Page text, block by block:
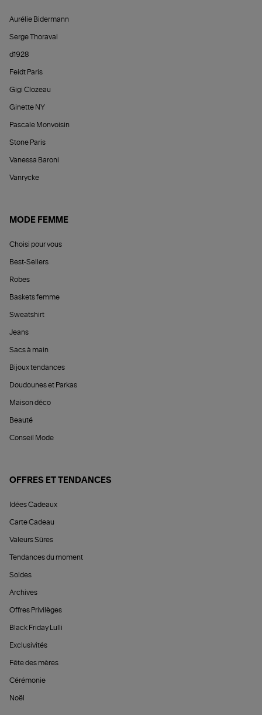
Aurélie Bidermann
Serge Thoraval
d1928
Feidt Paris
Gigi Clozeau
Ginette NY
Pascale Monvoisin
Stone Paris
Vanessa Baroni
Vanrycke
MODE FEMME
Choisi pour vous
Best-Sellers
Robes
Baskets femme
Sweatshirt
Jeans
Sacs à main
Bijoux tendances
Doudounes et Parkas
Maison déco
Beauté
Conseil Mode
OFFRES ET TENDANCES
Idées Cadeaux
Carte Cadeau
Valeurs Sûres
Tendances du moment
Soldes
Archives
Offres Privilèges
Black Friday Lulli
Exclusivités
Fête des mères
Cérémonie
Noël